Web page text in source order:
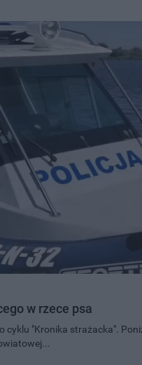
w rzece psa
cyklu "Kronika strażacka".